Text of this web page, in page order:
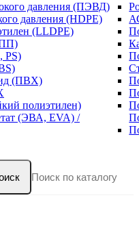
давления (ПЭВД)
давления (HDPE)
(LLDPE)
PS)
(ПВХ)
полиэтилен)
(ЭВА, EVA) /